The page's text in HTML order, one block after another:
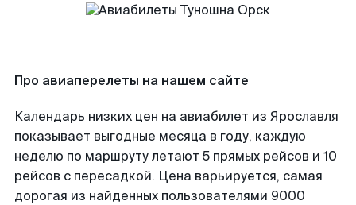
Про авиаперелеты на нашем сайте
Календарь низких цен на авиабилет из Ярославля
показывает выгодные месяца в году, каждую
неделю по маршруту летают 5 прямых рейсов и 10
рейсов с пересадкой. Цена варьируется, самая
дорогая из найденных пользователями 9000